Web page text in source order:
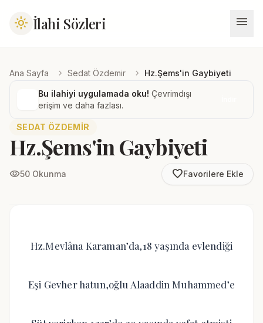
light_mode İlahi Sözleri menu
Ana Sayfa chevron_right Sedat Özdemir chevron_right Hz.Şems'in Gaybiyeti
Bu ilahiyi uygulamada oku! Çevrimdışı
erişim ve daha fazlası.
SEDAT ÖZDEMIR
Hz.Şems'in Gaybiyeti
visibility50 Okunma favorite_borderFavorilere Ekle
Hz.Mevlâna Karaman’da,18 yaşında evlendiği
Eşi Gevher hatun,oğlu Alaaddin Muhammed’e